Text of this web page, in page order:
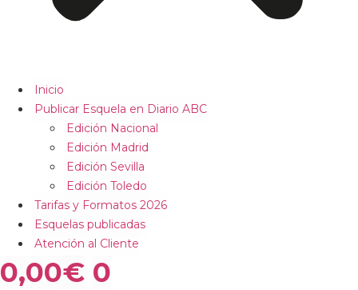
Inicio
Publicar Esquela en Diario ABC
Edición Nacional
Edición Madrid
Edición Sevilla
Edición Toledo
Tarifas y Formatos 2026
Esquelas publicadas
Atención al Cliente
0,00€ 0